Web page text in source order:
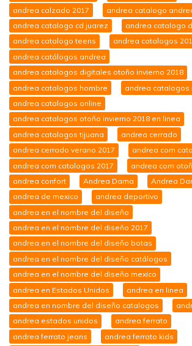
andrea calzado 2017
andrea catalogo
andrea catalogo cd juarez
andrea catalogo
andrea catalogo teens
andrea catalogos
andrea catálogos andrea
andrea catalogos digitales otoño invierno 2018
andrea catalogos hombre
andrea catalogos
andrea catalogos online
andrea catalogos otoño invierno 2018 en linea
andrea catalogos tijuana
andrea cerrado
andrea cerrado verano 2017
andrea com
andrea com catalogos 2017
andrea com
andrea confort
Andrea Dama
Andrea
andrea de mexico
andrea deportivo
andrea en el nombre del diseño
andrea en el nombre del diseño 2017
andrea en el nombre del diseño botas
andrea en el nombre del diseño catálogos
andrea en el nombre del diseño mexico
andrea en Estados Unidos
andrea en linea
andrea en nombre del diseño catalogos
andrea estados unidos
andrea ferrato
andrea ferrato jeans
andrea ferrato kids